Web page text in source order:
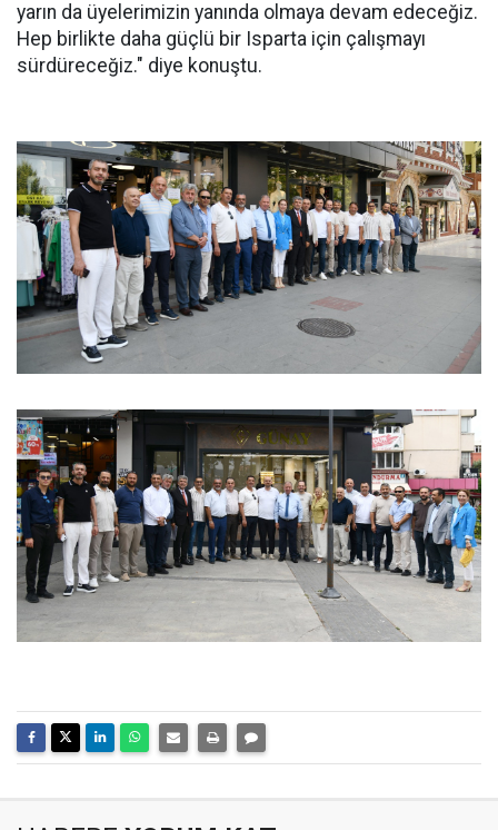
yarın da üyelerimizin yanında olmaya devam edeceğiz.
Hep birlikte daha güçlü bir Isparta için çalışmayı
sürdüreceğiz." diye konuştu.